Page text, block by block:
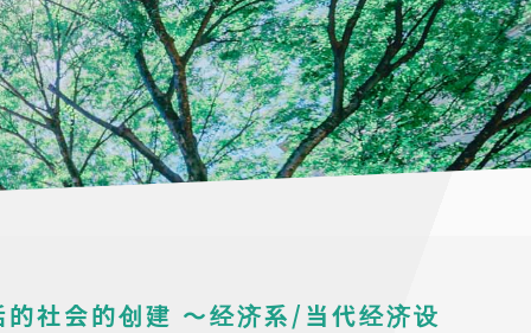
社会的创建 ～经济系/当代经济设